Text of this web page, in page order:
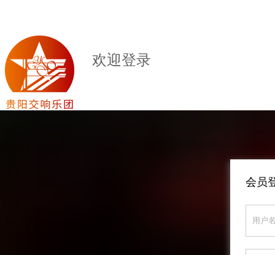
欢迎登录
会员